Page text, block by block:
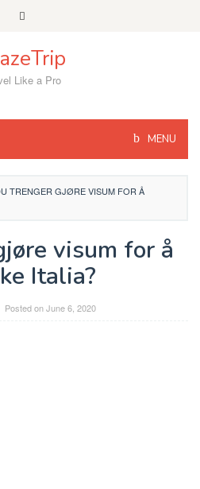
Like a Pro
MENU
TRENGER GJØRE VISUM FOR Å
visum for å
Italia?
Posted onJune 6, 2020